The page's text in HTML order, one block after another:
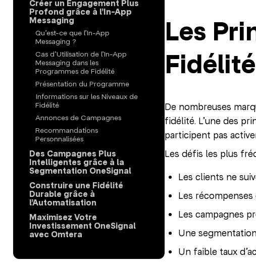
Créer un Engagement Plus
Profond grâce à l’In-App
Messaging
Qu’est-ce que l’In-App
Messaging ?
Cas d’Utilisation de l’In-App
Messaging dans les
Programmes de Fidélité
Présentation du Programme
Informations sur les Niveaux de
Fidélité
Annonces de Campagnes
Recommandations
Personnalisées
Des Campagnes Plus
Intelligentes grâce à la
Segmentation OneSignal
Construire une Fidélité
Durable grâce à
l’Automatisation
Maximisez Votre
Investissement OneSignal
avec Omtera
Les
De nombreuses
fidélité. L’une des
participent pas
Les défis les plus
Les clients ne
Les
Les campagnes
Une
Un faible taux